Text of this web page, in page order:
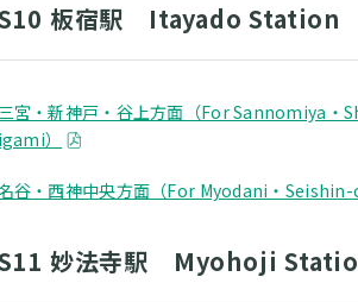
板宿駅 Itayado Station
宮・新神戸・谷上方面（For Sannomiya・
）
谷・西神中央方面（For Myodani・Seishin-
妙法寺駅 Myohoji